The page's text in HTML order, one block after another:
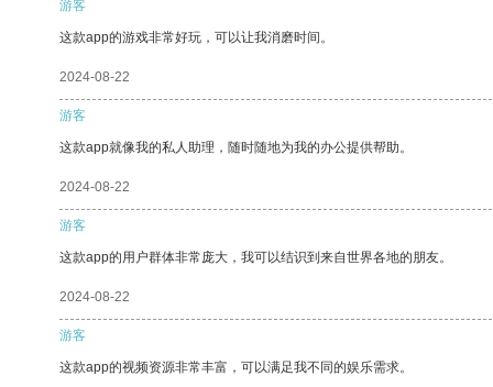
游客
这款app的游戏非常好玩，可以让我消磨时间。
2024-08-22
游客
这款app就像我的私人助理，随时随地为我的办公提供帮助。
2024-08-22
游客
这款app的用户群体非常庞大，我可以结识到来自世界各地的朋友。
2024-08-22
游客
这款app的视频资源非常丰富，可以满足我不同的娱乐需求。